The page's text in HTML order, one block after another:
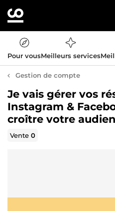
Pour vousMeilleurs services
Gestion de compte
Je vais gérer vos
Instagram &
croître votre
Vente0